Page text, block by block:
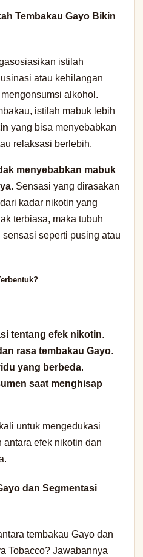
Tembakau Gayo Bikin
istilah
atau kehilangan
alkohol.
istilah mabuk lebih
yang bisa menyebabkan
relaksasi berlebih.
menyebabkan mabuk
. Sensasi yang dirasakan
kadar nikotin yang
terbiasa, maka tubuh
seperti pusing atau
tentang efek nikotin.
rasa tembakau Gayo.
yang berbeda.
saat menghisap
untuk mengedukasi
antara efek nikotin dan
dan Segmentasi
tembakau Gayo dan
Tobacco? Jawabannya